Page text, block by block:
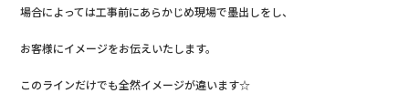
場合によっては工事前にあらかじめ現場で墨出しをし、
お客様にイメージをお伝えいたします。
このラインだけでも全然イメージが違います☆